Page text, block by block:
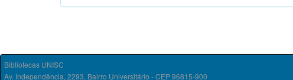
Bibliotecas UNISC
Av. Independência, 2293, Bairro Universitário - CEP 96815-900